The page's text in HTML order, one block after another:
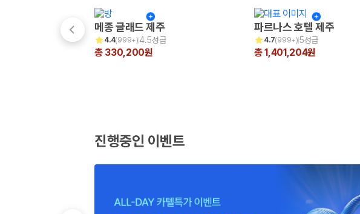
메종 글래드 제주
4.4(999+)4.5성급
총 330,200원
파르나스 호텔 제주
4.7(999+)5성급
총 1,401,204원
진행중인 이벤트